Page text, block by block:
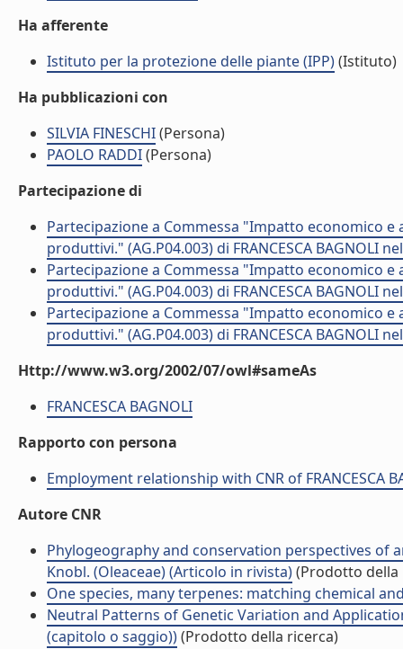
Ha afferente
Istituto per la protezione delle piante (IPP)(Istituto)
Ha pubblicazioni con
SILVIA FINESCHI(Persona)
PAOLO RADDI(Persona)
Partecipazione di
Partecipazione a Commessa "Impatto economico
produttivi." (AG.P04.003) di FRANCESCA BAGNOLI
Partecipazione a Commessa "Impatto economico
produttivi." (AG.P04.003) di FRANCESCA BAGNOLI
Partecipazione a Commessa "Impatto economico
produttivi." (AG.P04.003) di FRANCESCA BAGNOLI
Http://www.w3.org/2002/07/owl#sameAs
FRANCESCA BAGNOLI
Rapporto con persona
Employment relationship with CNR of FRANCESCA
Autore CNR
Phylogeography and conservation perspectives of
Knobl. (Oleaceae) (Articolo in rivista)(Prodotto della
One species, many terpenes: matching chemical
Neutral Patterns of Genetic Variation and
(capitolo o saggio))(Prodotto della ricerca)